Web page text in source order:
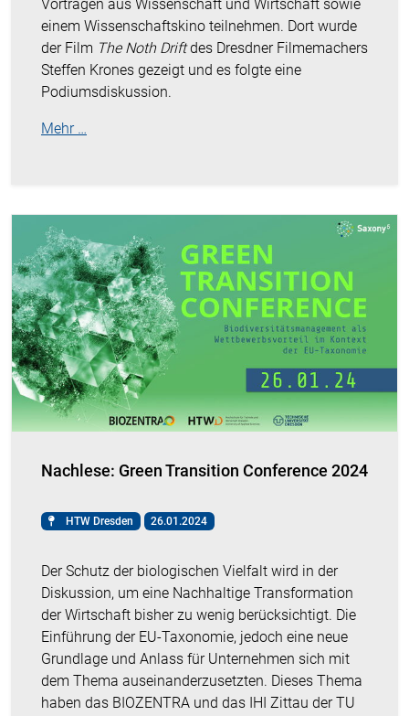
Vorträgen aus Wissenschaft und Wirtschaft sowie
einem Wissenschaftskino teilnehmen. Dort wurde
der Film The Noth Driftdes Dresdner Filmemachers
Steffen Krones gezeigt und es folgte eine
Podiumsdiskussion.
Mehr …
Nachlese: Green Transition Conference 2024
HTW Dresden 26.01.2024
Der Schutz der biologischen Vielfalt wird in der
Diskussion, um eine Nachhaltige Transformation
der Wirtschaft bisher zu wenig berücksichtigt. Die
Einführung der EU-Taxonomie, jedoch eine neue
Grundlage und Anlass für Unternehmen sich mit
dem Thema auseinanderzusetzten. Dieses Thema
haben das BIOZENTRA und das IHI Zittau der TU